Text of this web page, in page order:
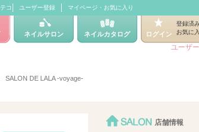
コ ユーザー登録 マイページ・お気に入り
ネイルサロン ネイルカタログ ログイン
登録済
お気に
ユーザ
SALON DE LALA -voyage-
SALON 店舗情報